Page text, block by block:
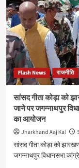
सुबोध
चंद्र
शुक्ला
ने
राज्यपाल
सीएम
को
लिख
शिक्षकेतर
कर्मचारियों
को
सातवें
वेतनमान
का
Flash News राजनीति
सांसद गीता कोड़ा को
जाने पर जगन्नाथपुर
का आयोजन
Jharkhand Aaj Kal
सांसद गीता कोड़ा को
जगन्नाथपुर विधानसभा